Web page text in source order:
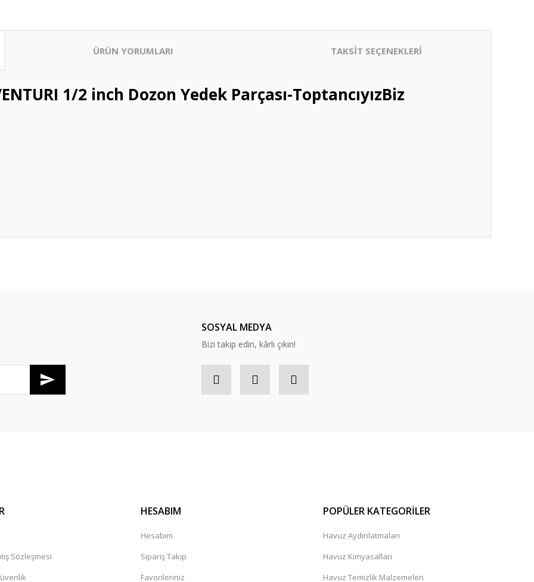
ÜRÜN YORUMLARI TAKSİT SEÇENEKLERİ
1/2 inch Dozon Yedek Parçası-ToptancıyızBiz
SOSYAL MEDYA
Bizi takip edin, kârlı çıkın!
Sözleşmesi
HESABIM
Hesabım
Sipariş Takip
Favorileriniz
POPÜLER KATEGORİLER
Havuz Aydınlatmaları
Havuz Kimyasalları
Havuz Temizlik Malzemeleri